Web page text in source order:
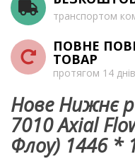
транспортом
ПОВНЕ
ТОВАР
протягом 14
Нове Нижнє
7010 Axial
Флоу) 1446 *